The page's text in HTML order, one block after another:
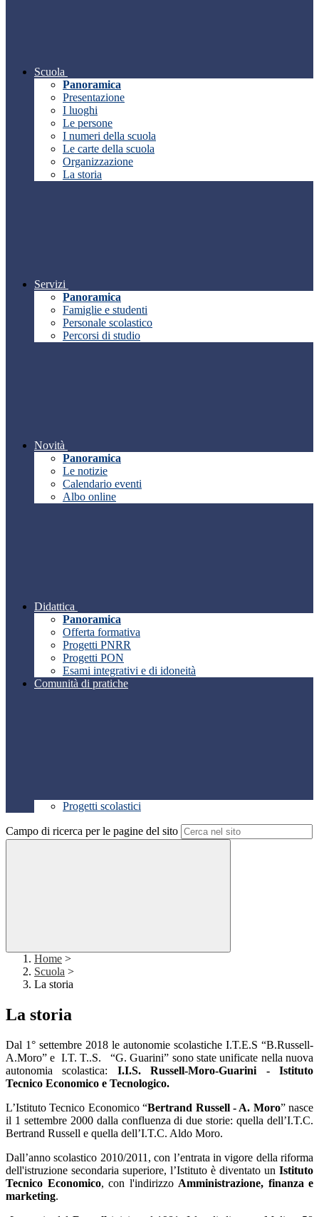
Scuola
Panoramica
Presentazione
I luoghi
Le persone
I numeri della scuola
Le carte della scuola
Organizzazione
La storia
Servizi
Panoramica
Famiglie e studenti
Personale scolastico
Percorsi di studio
Novità
Panoramica
Le notizie
Calendario eventi
Albo online
Didattica
Panoramica
Offerta formativa
Progetti PNRR
Progetti PON
Esami integrativi e di idoneità
Comunità di pratiche
Progetti scolastici
Campo di ricerca per le pagine del sito
Home >
Scuola >
La storia
La storia
Dal 1° settembre 2018 le autonomie scolastiche I.T.E.S “B.Russell-
A.Moro” e I.T. T..S. “G. Guarini” sono state unificate nella nuova
autonomia scolastica: I.I.S. Russell-Moro-Guarini - Istituto
Tecnico Economico e Tecnologico.
L’Istituto Tecnico Economico “Bertrand Russell - A. Moro” nasce
il 1 settembre 2000 dalla confluenza di due storie: quella dell’I.T.C.
Bertrand Russell e quella dell’I.T.C. Aldo Moro.
Dall’anno scolastico 2010/2011, con l’entrata in vigore della riforma
dell'istruzione secondaria superiore, l’Istituto è diventato un Istituto
Tecnico Economico, con l'indirizzo Amministrazione, finanza e
marketing.